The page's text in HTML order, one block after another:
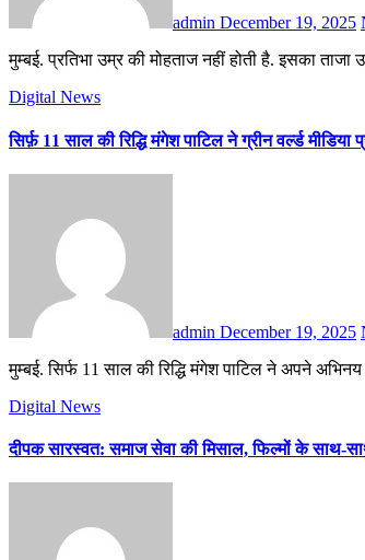
admin December 19, 2025
मुम्बई. प्रतिभा उम्र की मोहताज नहीं होती है. इसका
Digital News
सिर्फ़ 11 साल की रिद्धि मंगेश पाटिल ने ग्रीन वर्ल्ड
admin December 19, 2025
मुम्बई. सिर्फ 11 साल की रिद्धि मंगेश पाटिल ने अपने
Digital News
दीपक सारस्वत: समाज सेवा की मिसाल, फिल्मों के साथ-